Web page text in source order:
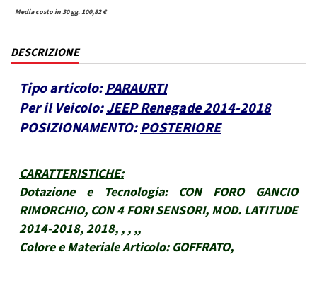
Media costo in 30 gg. 100,82 €
DESCRIZIONE
Tipo articolo: PARAURTI
Per il Veicolo: JEEP Renegade 2014-2018
POSIZIONAMENTO: POSTERIORE
CARATTERISTICHE:
Dotazione e Tecnologia:
CON FORO GANCIO
RIMORCHIO, CON 4 FORI SENSORI, MOD. LATITUDE
2014-2018, 2018, , , ,,
Colore e Materiale Articolo: GOFFRATO,